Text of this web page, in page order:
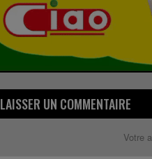
LAISSER UN COMMENTAIRE
Votre